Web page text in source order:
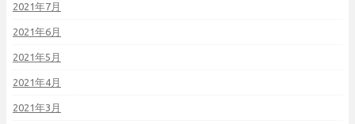
2021年7月
2021年6月
2021年5月
2021年4月
2021年3月